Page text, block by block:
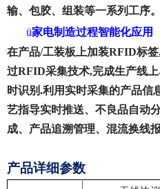
输、包胶、组装等一系列工序。
ü家电制造过程智能化应用
在产品/工装板上加装RFID标
过RFID采集技术,完成生产线
时识别.利用实时采集的产品信
艺指导实时推送、不良品自动
成、产品追溯管理、混流换线
产品详细参数